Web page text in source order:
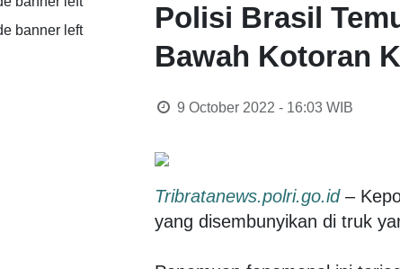
Polisi Brasil
Bawah Kotoran
9 October 2022 - 16:03WIB
Tribratanews.polri.go.id–
yang disembunyikan di truk